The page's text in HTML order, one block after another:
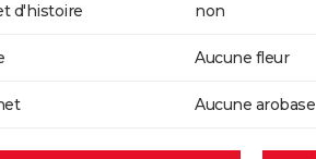
d'histoire non
Aucune fleur
Aucune arobase